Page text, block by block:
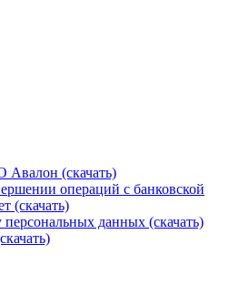
(скачать)
операций с банковской
(скачать)
персональных данных (скачать)